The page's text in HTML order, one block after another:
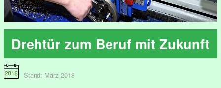
Drehtür zum Beruf mit Zukunft
Stand: März 2018